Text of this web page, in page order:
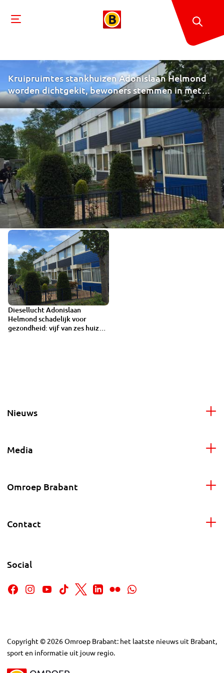
Kruipruimtes stankhuizen Adonislaan Helmond
worden dichtgekit, bewoners stemmen in met
plan gemeente
Diesellucht Adonislaan
Helmond schadelijk voor
gezondheid: vijf van zes huizen
Nieuws
Media
Omroep Brabant
Contact
Social
Copyright © 2026Omroep Brabant: het laatste nieuws uit Brabant,
sport en informatie uit jouw regio.